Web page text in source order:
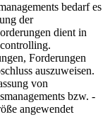
bedarf es
der
dient in
Forderungen
auszuweisen.
von
bzw. -
angewendet